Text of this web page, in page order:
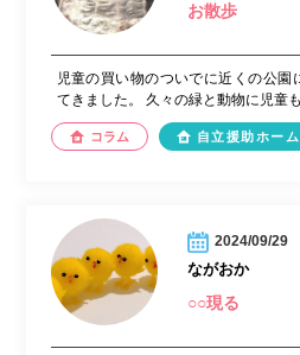
お散歩
児童の買い物のついでに近くの公園
てきました。 久々の緑と動物に児童
コラム 自立援助ホーム
2024/09/29
ながおか
○○現る